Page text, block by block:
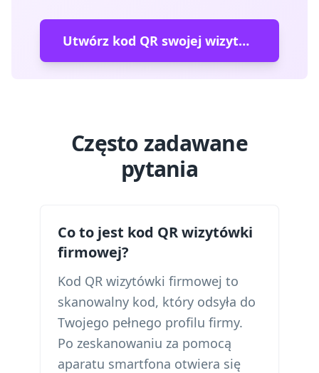
Utwórz kod QR swojej wizytówki firmowej
Często zadawane
pytania
Co to jest kod QR wizytówki
firmowej?
Kod QR wizytówki firmowej to
skanowalny kod, który odsyła do
Twojego pełnego profilu firmy.
Po zeskanowaniu za pomocą
aparatu smartfona otwiera się